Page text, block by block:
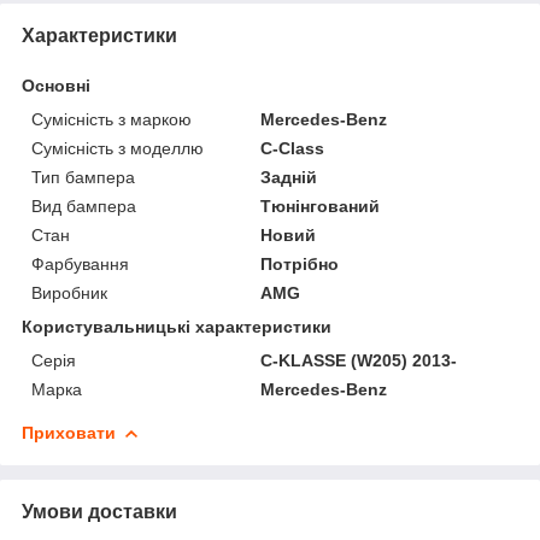
Характеристики
Основні
Сумісність з маркою
Mercedes-Benz
Сумісність з моделлю
C-Class
Тип бампера
Задній
Вид бампера
Тюнінгований
Стан
Новий
Фарбування
Потрібно
Виробник
AMG
Користувальницькі характеристики
Серія
C-KLASSE (W205) 2013-
Марка
Mercedes-Benz
Приховати
Умови доставки